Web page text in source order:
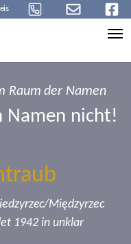
Raum der Namen
Namen nicht!
Międzyrzec
1942 in unklar